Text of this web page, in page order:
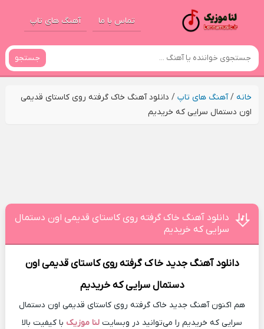
تماس با ما آهنگ های تاپ
جستجو
خانه/آهنگ های تاپ/ دانلود آهنگ خاک گرفته روی کاستای قدیمی
اون دستمال سرایی که خریدیم
دانلود آهنگ خاک گرفته روی کاستای قدیمی اون دستمال
سرایی که خریدیم
دانلود آهنگ جدید خاک گرفته روی کاستای قدیمی اون
دستمال سرایی که خریدیم
هم اکنون آهنگ جدید خاک گرفته روی کاستای قدیمی اون دستمال
سرایی که خریدیم را می‌توانید در وبسایت لنا موزیک با کیفیت بالا